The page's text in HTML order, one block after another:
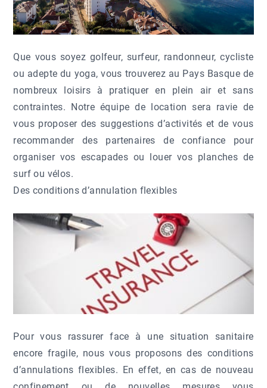
Que vous soyez golfeur, surfeur, randonneur, cycliste
ou adepte du yoga, vous trouverez au Pays Basque de
nombreux loisirs à pratiquer en plein air et sans
contraintes. Notre équipe de location sera ravie de
vous proposer des suggestions d’activités et de vous
recommander des partenaires de confiance pour
organiser vos escapades ou louer vos planches de
surf ou vélos.
Des conditions d’annulation flexibles
Pour vous rassurer face à une situation sanitaire
encore fragile, nous vous proposons des conditions
d’annulations flexibles. En effet, en cas de nouveau